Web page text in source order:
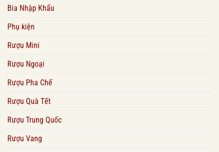
Bia Nhập Khẩu
Phụ kiện
Rượu Mini
Rượu Ngoại
Rượu Pha Chế
Rượu Quà Tết
Rượu Trung Quốc
Rượu Vang